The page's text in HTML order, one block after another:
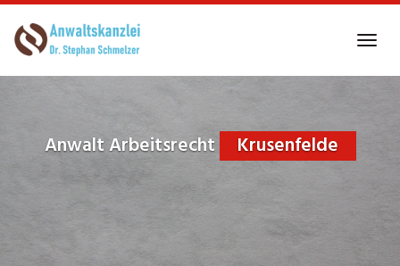
to
Anwalt Arbeitsrecht Krusenfelde